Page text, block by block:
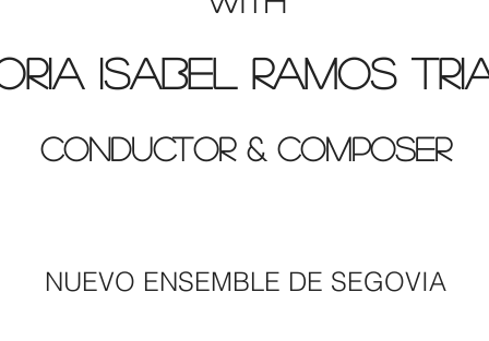
ISABEL RAMOS
CONDUCTOR & COMPOSER
NUEVO ENSEMBLE DE SEGOVIA